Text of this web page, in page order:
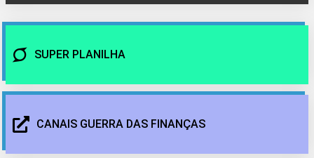
SUPER PLANILHA
CANAIS GUERRA DAS FINANÇAS